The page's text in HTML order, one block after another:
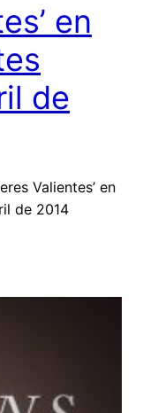
en
de
Valientes’ en
de 2014